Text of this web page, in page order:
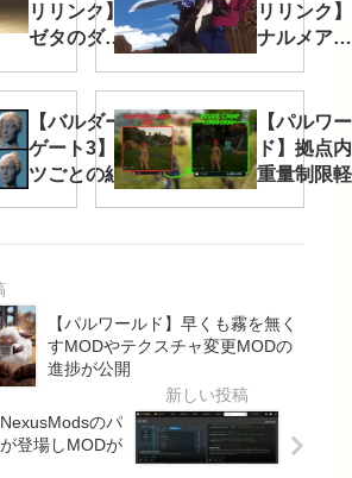
リリンク】
ゼタのダー
ンフォルテ
化
MOD「Dark
Drgoon
Zeta)」
リリンク】
ナルメアの
ワー化
MOD「
Musume –
Rice
Shower
Narmaya)
【バルダーズ
ゲート3】パー
ツごとの組み
Everywhere」
【パルワ
ド】拠点
重量制限
【パルワールド】早くも霧を無く
すMODやテクスチャ変更MODの
進捗が公開
のパ
登場しMODが